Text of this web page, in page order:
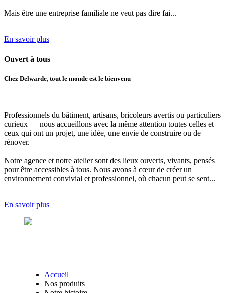
Mais être une entreprise familiale ne veut pas dire fai...
En savoir plus
Ouvert à tous
Chez Delwarde, tout le monde est le bienvenu
Professionnels du bâtiment, artisans, bricoleurs avertis ou particuliers
curieux — nous accueillons avec la même attention toutes celles et
ceux qui ont un projet, une idée, une envie de construire ou de
rénover.
Notre agence et notre atelier sont des lieux ouverts, vivants, pensés
pour être accessibles à tous. Nous avons à cœur de créer un
environnement convivial et professionnel, où chacun peut se sent...
En savoir plus
Accueil
Nos produits